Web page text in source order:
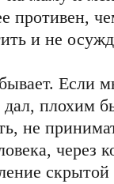
и не
Если
дал, плохим
не
через